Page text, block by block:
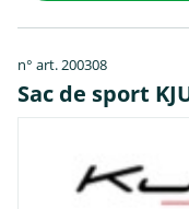
n° art. 200308
Sac de sport